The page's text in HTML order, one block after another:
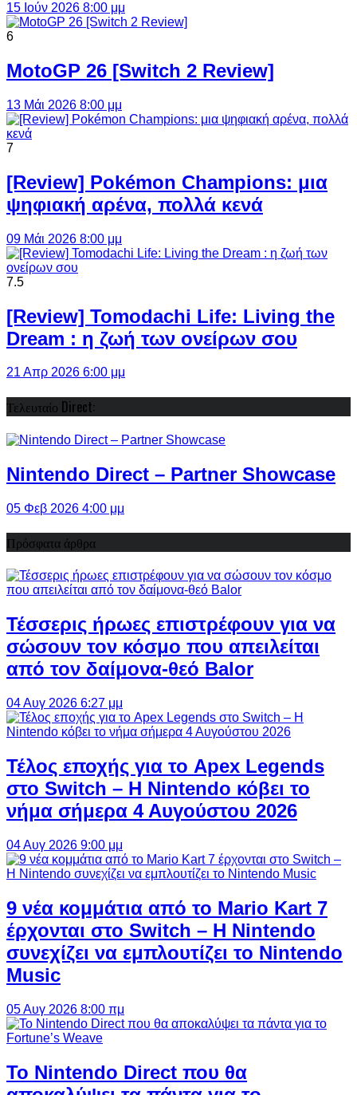
15 Ιούν 2026 8:00 μμ
6
MotoGP 26 [Switch 2 Review]
13 Μάι 2026 8:00 μμ
7
[Review] Pokémon Champions: μια
ψηφιακή αρένα, πολλά κενά
09 Μάι 2026 8:00 μμ
7.5
[Review] Tomodachi Life: Living the
Dream : η ζωή των ονείρων σου
21 Απρ 2026 6:00 μμ
Τελευταίο Direct:
Nintendo Direct – Partner Showcase
05 Φεβ 2026 4:00 μμ
Πρόσφατα άρθρα
Τέσσερις ήρωες επιστρέφουν για να
σώσουν τον κόσμο που απειλείται
από τον δαίμονα-θεό Balor
04 Αυγ 2026 6:27 μμ
Τέλος εποχής για το Apex Legends
στο Switch – Η Nintendo κόβει το
νήμα σήμερα 4 Αυγούστου 2026
04 Αυγ 2026 9:00 μμ
9 νέα κομμάτια από το Mario Kart 7
έρχονται στο Switch – Η Nintendo
συνεχίζει να εμπλουτίζει το Nintendo
Music
05 Αυγ 2026 8:00 πμ
Το Nintendo Direct που θα